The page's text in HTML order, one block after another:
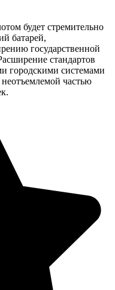
будет стремительно
батарей,
государственной
стандартов
городскими системами
неотъемлемой частью